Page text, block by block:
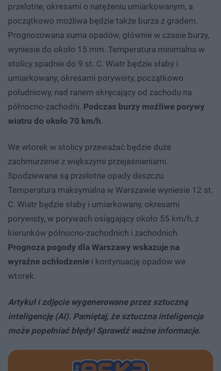
przelotne, okresami o natężeniu umiarkowanym, a
początkowo możliwa będzie także burza z gradem.
Prognozowana suma opadów, głównie w czasie burzy,
wyniesie do około 15 mm. Temperatura minimalna w
stolicy spadnie do 9 st. C. Wiatr będzie słaby i
umiarkowany, okresami porywisty, początkowo
południowy, nad ranem skręcający od zachodu na
północno-zachodni. Podczas burzy możliwe porywy
wiatru do około 70 km/h.
We wtorek w stolicy przeważać będzie duże
zachmurzenie z większymi przejaśnieniami.
Spodziewane są przelotne opady deszczu.
Temperatura maksymalna w Warszawie wyniesie 12 st.
C. Wiatr będzie słaby i umiarkowany, okresami
porywisty, w porywach osiągający około 55 km/h, z
kierunków północno-zachodnich i zachodnich.
Prognoza pogody dla Warszawy wskazuje na
wyraźne ochłodzenie i kontynuację opadów we
wtorek.
Artykuł i zdjęcie wygenerowane przez sztuczną
inteligencję (AI). Pamiętaj, że sztuczna inteligencja
może popełniać błędy! Sprawdź ważne informacje.